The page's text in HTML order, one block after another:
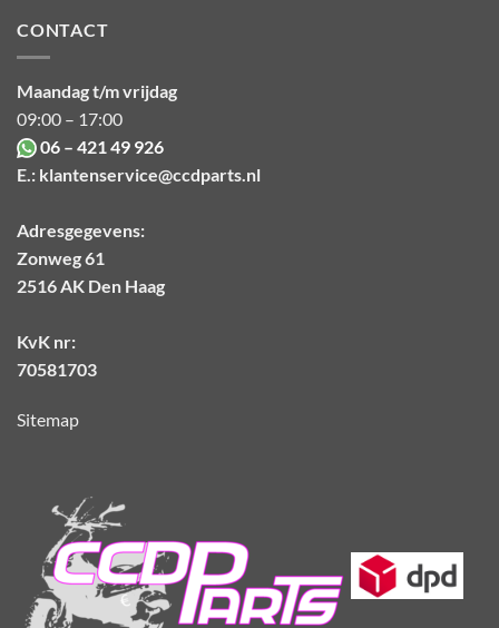
CONTACT
Maandag t/m vrijdag
09:00 – 17:00
06 – 421 49 926
E.: klantenservice@ccdparts.nl
Adresgegevens:
Zonweg 61
2516 AK Den Haag
KvK nr:
70581703
Sitemap